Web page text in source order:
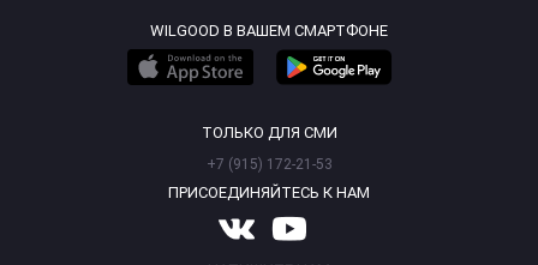
WILGOOD В ВАШЕМ СМАРТФОНЕ
ТОЛЬКО ДЛЯ СМИ
+7 (915) 172-21-53
ПРИСОЕДИНЯЙТЕСЬ К НАМ